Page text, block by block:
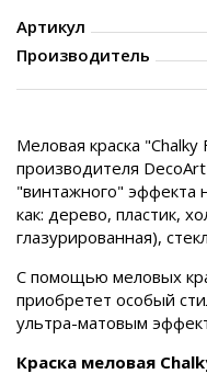
Артикул
Производитель
Меловая краска "Chalky
производителя
"винтажного" эффекта
как: дерево, пластик,
глазурированная),
С помощью меловых
приобретет особый
ультра-матовым
Краска меловая